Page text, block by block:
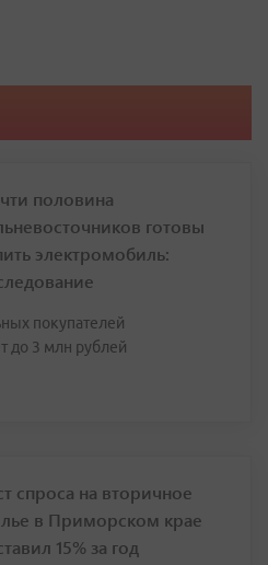
половина
готовы
электромобиль:
покупателей
до 3 млн рублей
спроса на вторичное
в Приморском крае
15% за год